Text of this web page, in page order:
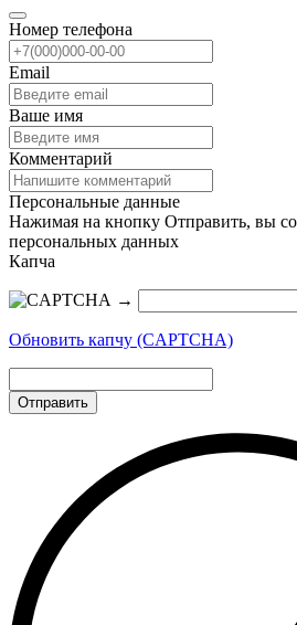
Номер телефона
Email
Ваше имя
Комментарий
Персональные данные
Нажимая на кнопку Отправить, вы
персональных данных
Капча
→
Обновить капчу (CAPTCHA)
Отправить